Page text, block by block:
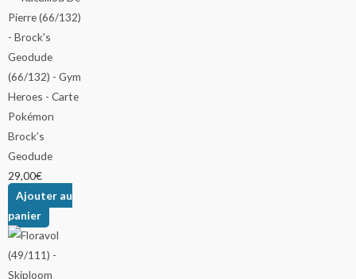
Brock’s
Geodude
29,00€
Ajouter au
panier